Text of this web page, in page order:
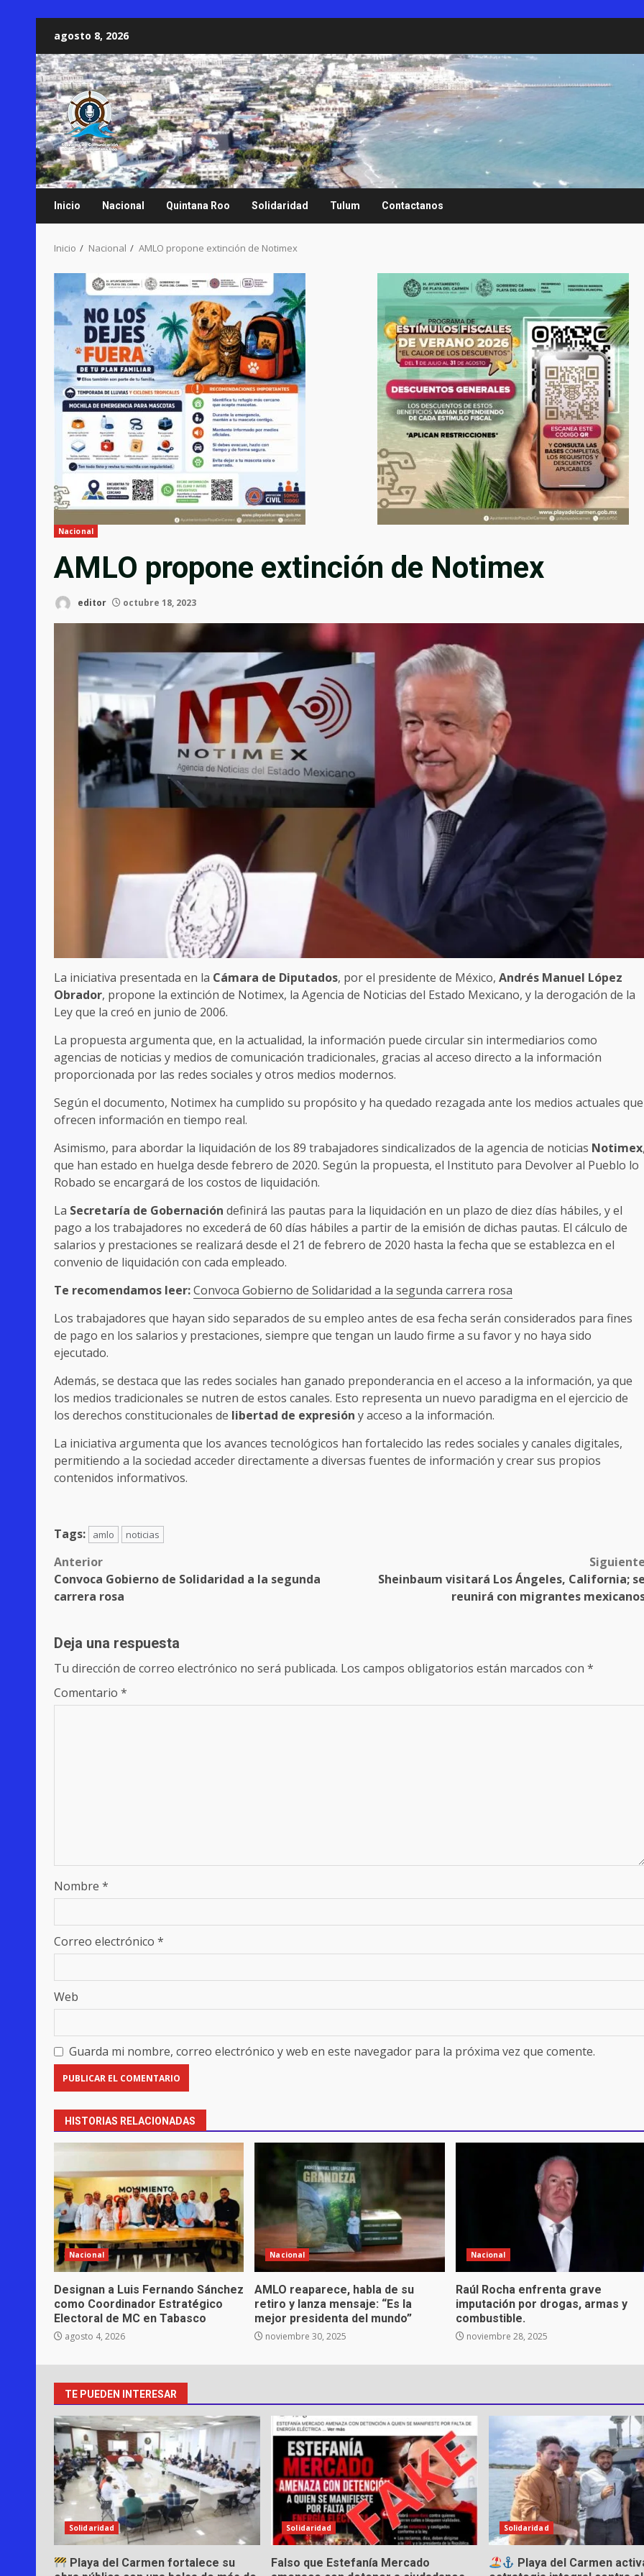
contenido
agosto 8, 2026
Inicio Nacional Quintana Roo Solidaridad Tulum Contactanos
Inicio Nacional AMLO propone extinción de Notimex
Nacional
AMLO propone extinción de Notimex
editor octubre 18, 2023
La iniciativa presentada en la Cámara de Diputados, por el presidente de México, Andrés Manuel López
Obrador, propone la extinción de Notimex, la Agencia de Noticias del Estado Mexicano, y la derogación de la
Ley que la creó en junio de 2006.
La propuesta argumenta que, en la actualidad, la información puede circular sin intermediarios como
agencias de noticias y medios de comunicación tradicionales, gracias al acceso directo a la información
proporcionada por las redes sociales y otros medios modernos.
Según el documento, Notimex ha cumplido su propósito y ha quedado rezagada ante los medios actuales que
ofrecen información en tiempo real.
Asimismo, para abordar la liquidación de los 89 trabajadores sindicalizados de la agencia de noticias Notimex
que han estado en huelga desde febrero de 2020. Según la propuesta, el Instituto para Devolver al Pueblo lo
Robado se encargará de los costos de liquidación.
La Secretaría de Gobernación definirá las pautas para la liquidación en un plazo de diez días hábiles, y el
pago a los trabajadores no excederá de 60 días hábiles a partir de la emisión de dichas pautas. El cálculo de
salarios y prestaciones se realizará desde el 21 de febrero de 2020 hasta la fecha que se establezca en el
convenio de liquidación con cada empleado.
Te recomendamos leer:Convoca Gobierno de Solidaridad a la segunda carrera rosa
Los trabajadores que hayan sido separados de su empleo antes de esa fecha serán considerados para fines
de pago en los salarios y prestaciones, siempre que tengan un laudo firme a su favor y no haya sido
ejecutado.
Además, se destaca que las redes sociales han ganado preponderancia en el acceso a la información, ya que
los medios tradicionales se nutren de estos canales. Esto representa un nuevo paradigma en el ejercicio de
los derechos constitucionales de libertad de expresión y acceso a la información.
La iniciativa argumenta que los avances tecnológicos han fortalecido las redes sociales y canales digitales,
permitiendo a la sociedad acceder directamente a diversas fuentes de información y crear sus propios
contenidos informativos.
Tags: amlo noticias
Post
navigation
Anterior
Convoca Gobierno de Solidaridad a la segunda
carrera rosa
Sheinbaum visitará Los Ángeles, California;
reunirá con migrantes
Deja una respuesta
Tu dirección de correo electrónico no será publicada. Los campos obligatorios están marcados con *
Comentario *
Nombre *
Correo electrónico *
Web
Guarda mi nombre, correo electrónico y web en este navegador para la próxima vez que comente.
HISTORIAS RELACIONADAS
Nacional
Designan a Luis Fernando Sánchez
como Coordinador Estratégico
Electoral de MC en Tabasco
agosto 4, 2026
Nacional
AMLO reaparece, habla de su
retiro y lanza mensaje: “Es la
mejor presidenta del mundo”
noviembre 30, 2025
Nacional
Raúl Rocha enfrenta grave
imputación por drogas, armas y
combustible.
noviembre 28, 2025
TE PUEDEN INTERESAR
Solidaridad
Playa del Carmen fortalece su
Solidaridad
Falso que Estefanía Mercado
Solidaridad
Playa del Carmen